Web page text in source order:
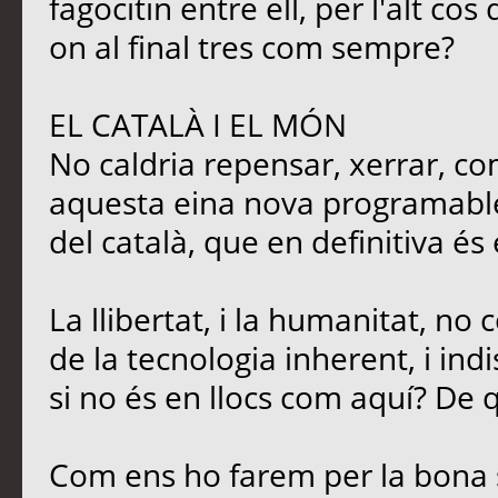
on al final tres com sempre?
EL CATALÀ I EL MÓN
No caldria repensar, xerrar,
aquesta eina nova
del català, que en definitiva
La llibertat, i la humanitat, no
de la tecnologia inherent, i
si no és en llocs com aquí? De
Com ens ho farem per la